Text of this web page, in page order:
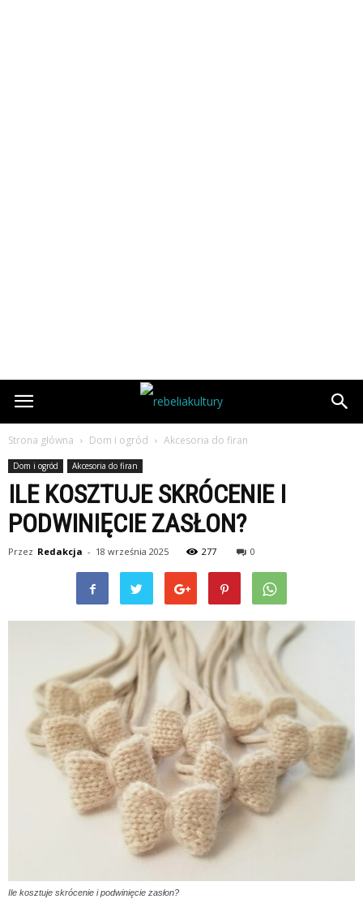
Strona główna Dom i ogród Akcesoria do firan
Dom i ogród Akcesoria do firan
ILE KOSZTUJE SKRÓCENIE I
PODWINIĘCIE ZASŁON?
Przez Redakcja - 18 września 2025 277 0
Ile kosztuje skrócenie i podwinięcie zasłon?